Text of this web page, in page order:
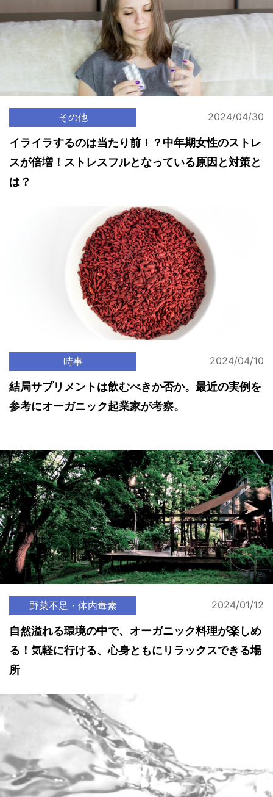
その他 2024/04/30
イライラするのは当たり前！？中年期女性のストレ
スが倍増！ストレスフルとなっている原因と対策と
は？
時事 2024/04/10
結局サプリメントは飲むべきか否か。最近の実例を
参考にオーガニック起業家が考察。
野菜不足・体内毒素 2024/01/12
自然溢れる環境の中で、オーガニック料理が楽しめ
る！気軽に行ける、心身ともにリラックスできる場
所